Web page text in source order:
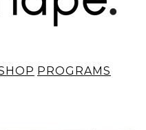
PROGRAMS